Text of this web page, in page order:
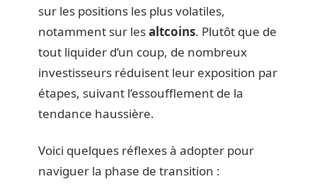
sur les positions les plus volatiles,
notamment sur lesaltcoins. Plutôt que de
tout liquider d’un coup, de nombreux
investisseurs réduisent leur exposition par
étapes, suivant l’essoufflement de la
tendance haussière.
Voici quelques réflexes à adopter pour
naviguer la phase de transition :